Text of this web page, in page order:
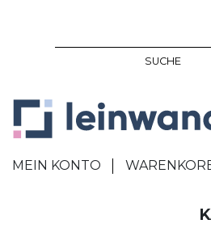
SUCHE
MEIN KONTO